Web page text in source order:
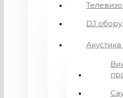
DJ
Акустика